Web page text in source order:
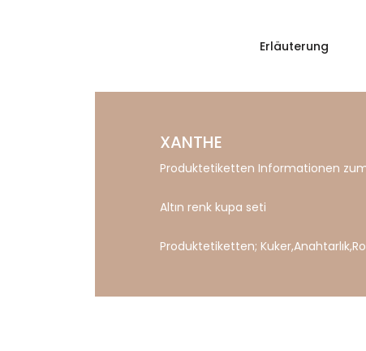
Erläuterung
XANTHE
Produktetiketten Informationen
Altın renk kupa seti
Produktetiketten; Kuker,Anahtarlık,